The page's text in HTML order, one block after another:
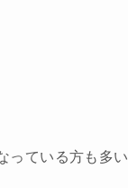
っている方も多い